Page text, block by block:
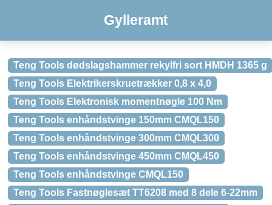
Gylleramt
Teng Tools dødslagshammer rekylfri sort HMDH 1365 g
Teng Tools Elektrikerskruetrækker 0,8 x 4,0
Teng Tools Elektronisk momentnøgle 100 Nm
Teng Tools enhåndstvinge 150mm CMQL150
Teng Tools enhåndstvinge 300mm CMQL300
Teng Tools enhåndstvinge 450mm CMQL450
Teng Tools enhåndstvinge CMQL150
Teng Tools Fastnøglesæt TT6208 med 8 dele 6-22mm